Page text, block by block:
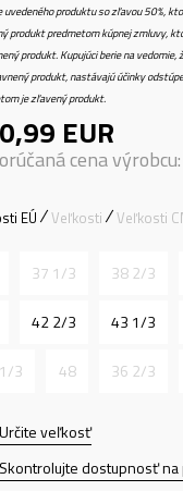
uvedeného produktu so zľavou 50%,
produkt predmetom kúpnej zmluvy,
produkt. Kupujúci berie na
produkt, nastávajú účinky
je zľavený produkt.
EUR
cena výrobcu:
Určite veľkosť
EÚ Veľkosti Veľkosti
37 1/3 38 2/3
42 2/3 43 1/3
3 48 36 2/3
Skontrolujte dostupnosť na